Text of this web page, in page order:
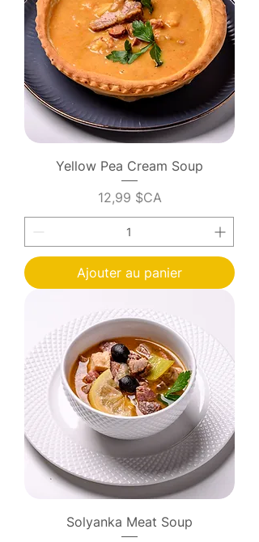
Yellow Pea Cream Soup
Prix
12,99 $CA
Ajouter au panier
Solyanka Meat Soup